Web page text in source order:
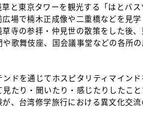
と東京タワーを観光する「はとバス
場で楠木正成像や二重橋などを見学
寺の参拝・仲見世の散策をした後、
歌舞伎座、国会議事堂などの各所の
ドを通じてホスピタリティマインド
たり・聞いたり・感じたりしたこと
、台湾修学旅行における異文化交流